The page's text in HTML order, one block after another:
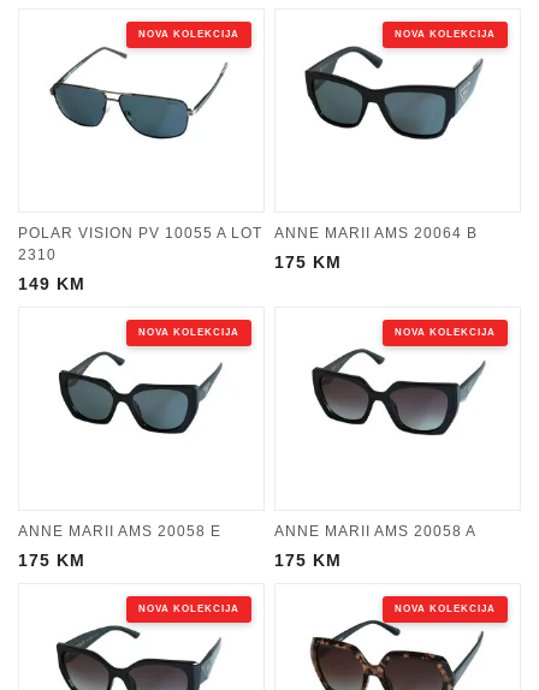
NOVA KOLEKCIJA
POLAR VISION PV 10055 A LOT
2310
149 KM
NOVA KOLEKCIJA
ANNE MARII AMS 20064 B
175 KM
NOVA KOLEKCIJA
ANNE MARII AMS 20058 E
175 KM
NOVA KOLEKCIJA
ANNE MARII AMS 20058 A
175 KM
NOVA KOLEKCIJA NOVA KOLEKCIJA